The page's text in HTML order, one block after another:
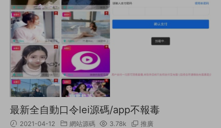
最新全自動口令lei源碼/app不報毒
2021-04-12 網站源碼 3.78k 推廣